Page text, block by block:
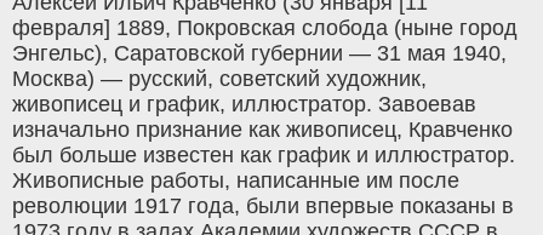
февраля] 1889, Покровская слобода (ныне город
Энгельс), Саратовской губернии — 31 мая 1940,
Москва) — русский, советский художник,
живописец и график, иллюстратор. Завоевав
изначально признание как живописец, Кравченко
был больше известен как график и иллюстратор.
Живописные работы, написанные им после
революции 1917 года, были впервые показаны в